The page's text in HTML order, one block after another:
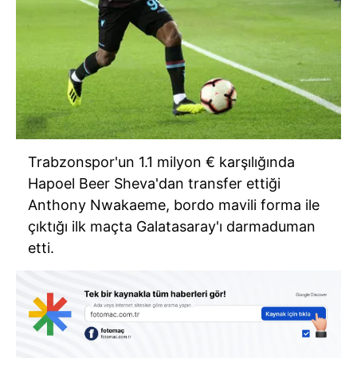
Trabzonspor'un 1.1 milyon € karşılığında
Hapoel Beer Sheva'dan transfer ettiği
Anthony Nwakaeme, bordo mavili forma ile
çıktığı ilk maçta Galatasaray'ı darmaduman
etti.